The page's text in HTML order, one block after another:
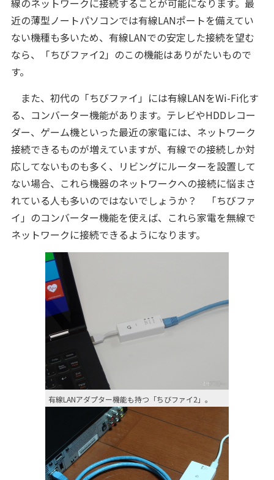
線のネットワークに接続することが可能になります。最
近の薄型ノートパソコンでは有線LANポートを備えてい
ない機種も多いため、有線LANでの安定した接続を望む
なら、「ちびファイ2」のこの機能はありがたいもので
す。
また、初代の「ちびファイ」には有線LANをWi-Fi化す
る、コンバーター機能があります。テレビやHDDレコー
ダー、ゲーム機といった最近の家電には、ネットワーク
接続できるものが増えていますが、有線での接続しか対
応してないものも多く、リビングにルーターを設置して
ない場合、これら機器のネットワークへの接続に悩まさ
れている人も多いのではないでしょうか？ 「ちびファ
イ」のコンバーター機能を使えば、これら家電を無線で
ネットワークに接続できるようになります。
有線LANアダプター機能も持つ「ちびファイ2」。